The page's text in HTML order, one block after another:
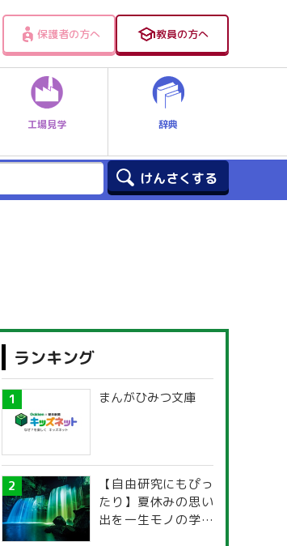
保護者の方へ 教員の方へ
工場見学 辞典
ランキング
まんがひみつ文庫
【自由研究にもぴっ
たり】夏休みの思い
出を一生モノの学び